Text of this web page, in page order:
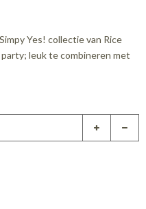
Yes! collectie van Rice
leuk te combineren met